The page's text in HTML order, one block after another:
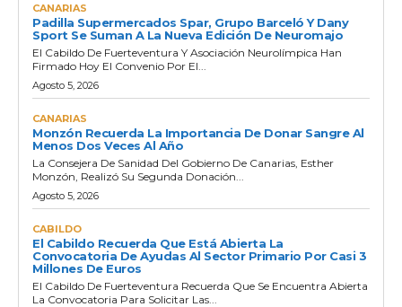
CANARIAS
Padilla Supermercados Spar, Grupo Barceló Y Dany
Sport Se Suman A La Nueva Edición De Neuromajo
El Cabildo De Fuerteventura Y Asociación Neurolímpica Han
Firmado Hoy El Convenio Por El...
Agosto 5, 2026
CANARIAS
Monzón Recuerda La Importancia De Donar Sangre Al
Menos Dos Veces Al Año
La Consejera De Sanidad Del Gobierno De Canarias, Esther
Monzón, Realizó Su Segunda Donación...
Agosto 5, 2026
CABILDO
El Cabildo Recuerda Que Está Abierta La
Convocatoria De Ayudas Al Sector Primario Por Casi 3
Millones De Euros
El Cabildo De Fuerteventura Recuerda Que Se Encuentra Abierta
La Convocatoria Para Solicitar Las...